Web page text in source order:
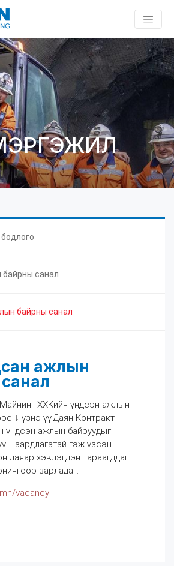
санал
байрны санал
ажлын
ХХКийн үндсэн ажлын
↓ үзнэ үү.Даян Контракт
үндсэн ажлын байруудыг
гэж үзсэн
даяар хэвлэгдэн тараагддаг
зарладаг.
vacancy